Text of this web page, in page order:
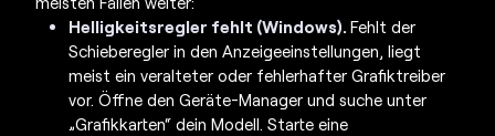
Helligkeitsregler fehlt (Windows).Fehlt der
Schieberegler in den Anzeigeeinstellungen, liegt
meist ein veralteter oder fehlerhafter Grafiktreiber
vor. Öffne den Geräte-Manager und suche unter
„Grafikkarten“ dein Modell. Starte eine